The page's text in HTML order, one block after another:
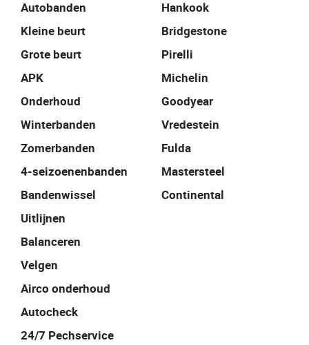
Autobanden
Kleine beurt
Grote beurt
APK
Onderhoud
Winterbanden
Zomerbanden
4-seizoenenbanden
Bandenwissel
Uitlijnen
Balanceren
Velgen
Airco onderhoud
Autocheck
24/7 Pechservice
Hankook
Bridgestone
Pirelli
Michelin
Goodyear
Vredestein
Fulda
Mastersteel
Continental